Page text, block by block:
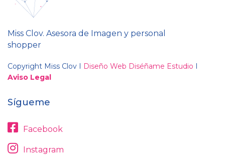
Miss Clov. Asesora de Imagen y personal
shopper
Copyright Miss Clov I Diseño Web Diséñame Estudio I
Aviso Legal
Sígueme
Facebook
Instagram